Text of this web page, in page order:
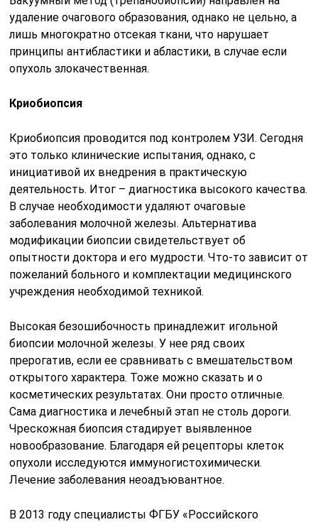
удаление очагового образования, однако не цельно, а
лишь многократно отсекая ткани, что нарушает
принципы антибластики и абластики, в случае если
опухоль злокачественная.
Криобиопсия
Криобиопсия проводится под контролем УЗИ. Сегодня
это только клинические испытания, однако, с
инициативой их внедрения в практическую
деятельность. Итог – диагностика высокого качества.
В случае необходимости удаляют очаговые
заболевания молочной железы. Альтернатива
модификации биопсии свидетельствует об
опытности доктора и его мудрости. Что-то зависит от
пожеланий больного и комплектации медицинского
учреждения необходимой техникой.
Высокая безошибочность принадлежит игольной
биопсии молочной железы. У нее ряд своих
прерогатив, если ее сравнивать с вмешательством
открытого характера. Тоже можно сказать и о
косметических результатах. Они просто отличные.
Сама диагностика и лечебный этап не столь дороги.
Чрескожная биопсия стадирует выявленное
новообразование. Благодаря ей рецепторы клеток
опухоли исследуются иммуногистохимически.
Лечение заболевания неоадъювантное.
В 2013 году специалисты ФГБУ «Российского